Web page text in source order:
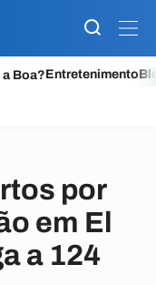
a Boa?Entretenimento
por
em El
a 124